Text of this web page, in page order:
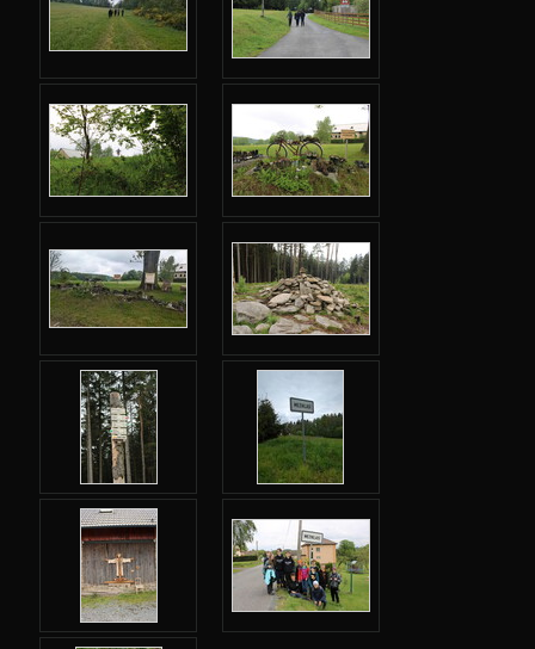
Jarní 2024
Úvod
Webový leták
Karolínka
Indiáni
Šifrovačka
Blockly kovbojové
Fotky
So: Příjezd
So: Cesta na objekt
So+Ne: Seznamovačky
Ne: Indiáni
Ne: Plížička
Po: Koleje